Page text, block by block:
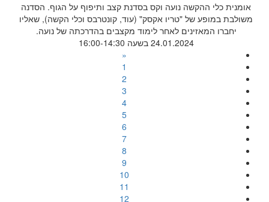
אומנית כלי ההקשה נועה וקס בסדנת קצב ותיפוף על הגוף. הסדנה
משולבת במופע של "טריו אקסק" (עוד, קונטרבס וכלי הקשה), שאליו
יחברו המאזינים לאחר לימוד מקצבים בהדרכתה של נועה.
24.01.2024 בשעה 16:00-14:30
«
1
2
3
4
5
6
7
8
9
10
11
12